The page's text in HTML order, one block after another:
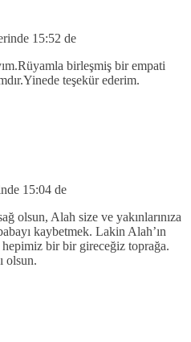
15:52 de
birleşmiş bir empati
teşekür ederim.
15:04 de
olsun, Alah size ve yakınlarınıza
kaybetmek. Lakin Alah’ın
bir bir gireceğiz toprağa.
olsun.